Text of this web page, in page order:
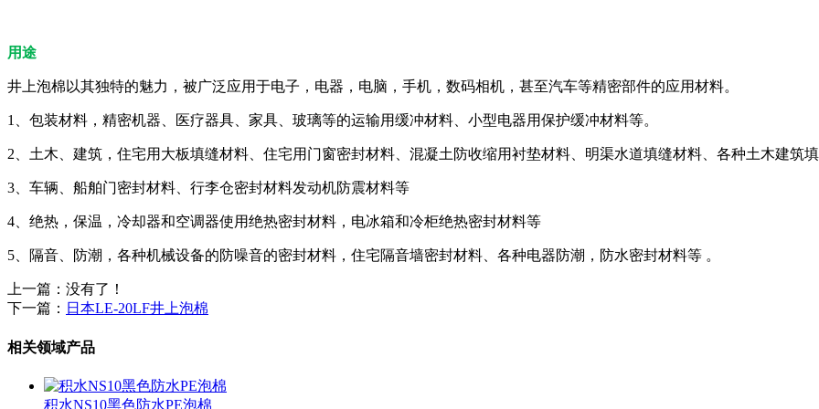
用途
井上泡棉以其独特的魅力，被广泛应用于电子，电器，电脑，手机，数码相机，甚至汽车等精密部件的应用材料。
1、包装材料，精密机器、医疗器具、家具、玻璃等的运输用缓冲材料、小型电器用保护缓冲材料等。
2、土木、建筑，住宅用大板填缝材料、住宅用门窗密封材料、混凝土防收缩用衬垫材料、明渠水道填缝材料、各种土木建筑
3、车辆、船舶门密封材料、行李仓密封材料发动机防震材料等
4、绝热，保温，冷却器和空调器使用绝热密封材料，电冰箱和冷柜绝热密封材料等
5、隔音、防潮，各种机械设备的防噪音的密封材料，住宅隔音墙密封材料、各种电器防潮，防水密封材料等 。
上一篇：没有了！
下一篇： 日本LE-20LF井上泡棉
相关领域产品
积水NS10黑色防水PE泡棉